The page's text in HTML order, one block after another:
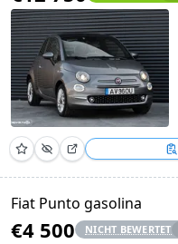
Fiat Punto gasolina
€4 500 NICHT BEWERTET